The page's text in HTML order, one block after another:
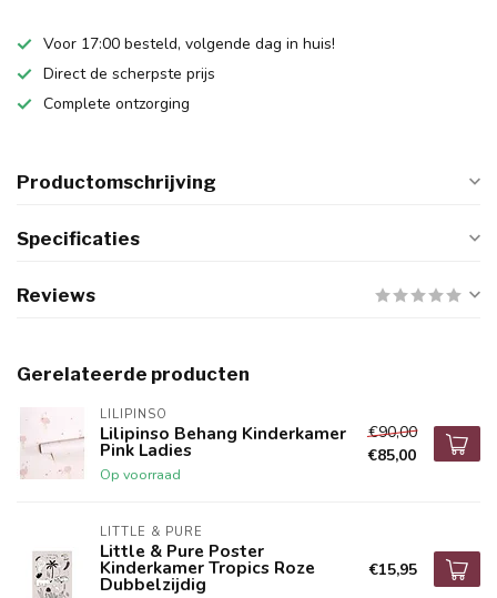
Voor 17:00 besteld, volgende dag in huis!
Direct de scherpste prijs
Complete ontzorging
Productomschrijving
Specificaties
Reviews
Gerelateerde producten
LILIPINSO
Lilipinso Behang Kinderkamer
Pink Ladies
Op voorraad
€90,00
€85,00
LITTLE & PURE
Little & Pure Poster
Kinderkamer Tropics Roze
Dubbelzijdig
€15,95